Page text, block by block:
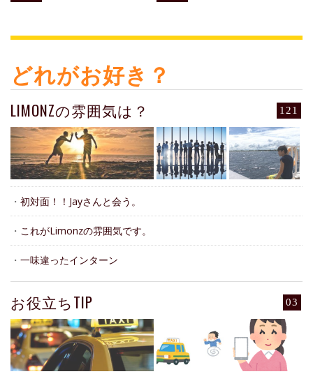
どれがお好き？
121
LIMONZの雰囲気は？
・ 初対面！！Jayさんと会う。
・ これがLimonzの雰囲気です。
・ 一味違ったインターン
03
お役立ちTIP